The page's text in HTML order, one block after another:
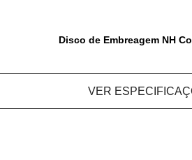
Disco de Embreagem NH
VER